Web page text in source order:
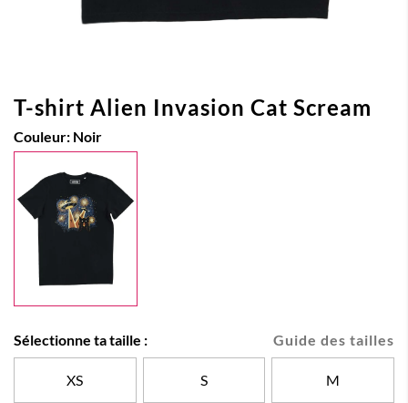
T-shirt Alien Invasion Cat Scream
Couleur: Noir
Guide des tailles
Sélectionne ta taille :
XS S M